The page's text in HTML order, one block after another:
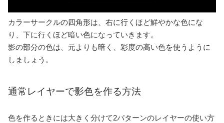
カラーサークルの四角形は、右に行くほど鮮やかな色にな
り、下に行くほど暗い色になっていきます。
影の部分の色は、元よりも暗く、彩度の高い色を使うように
しましょう。
通常レイヤーで影色を作る方法
色を作るときには大きく分けて2パターンのレイヤーの使い方